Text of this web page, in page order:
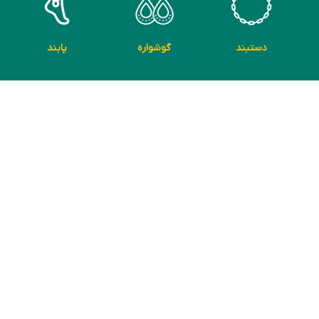
دستبند گوشواره پابند